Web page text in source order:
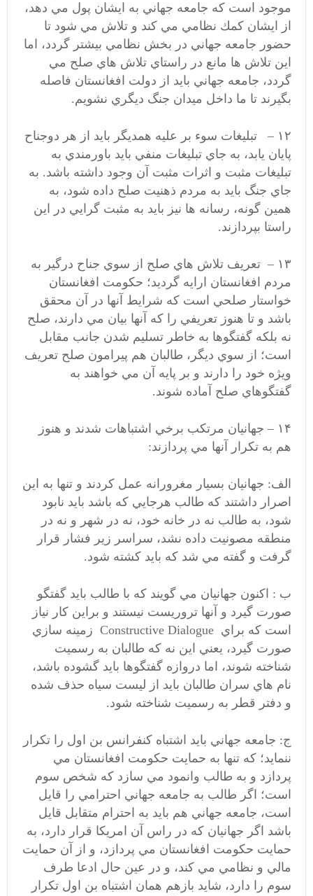
موجود است كه جامعه جهاني به ايشان پول مي دهد،
از ايشان كمك نظامي مي كند و تلاش مي شود تا
حضور جامعه جهاني در بخش نظامي بيشتر گردد، اما
اين تلاش ها مانع در راستاي تلاش هاي صلح مي
گردد، جامعه جهاني بايد از دولت افغانستان فاصله
بگيرند تا ما داخل ميدان جنگ ديگري نشويم.
۱۲ – تبليغات سوء بر عليه همديگر بايد از هر دوجناح
پايان يابد، به جاي تبليغات منفي بايد باورمندي به
تبليغات مثبت و اثرات مثبت آن وجود داشته باشد. به
جاي جنگ بايد به مردم ذهنيت صلح داده شود، به
همين گونه، رسانه ها نيز بايد به مثبت گرايي در اين
راستا بپردازند.
۱۳ – تعريف تلاش هاي صلح از سوي جناح درگير به
مردم افغانستان ارايه گرديد؛ حكومت افغانستان
خواستار صلحي است كه شرايط آنها در آن محقق
باشد و تا هنوز تعريفي را كه آنها بيان مي دارند، صلح
نه بلكه گفتگوها به خاطر تسليم شدن جانب مقابل
است؛ از سوي ديگر، طالبان هم پيرامون صلح تعريف
ويژه خود را دارند و بر پايه آن مي خواهند به
گفتگوهاي صلح آماده شوند.
۱۴ – جهانيان مرتكب برخي اشتباهات شدند و هنوز
هم به تكرار آنها مي پردازند:
الف: جهانيان بسيار مغرورانه عمل كردند و تنها به اين
اصرار داشتند كه طالب هرجايي كه باشد بايد نابود
شود، به طالب نه در خانه خود، نه در شهر و نه در
منطقه مصونيت داده نشد، سراسر زير فشار قرار
گرفت و گفته مي شد كه بايد كشته شود.
ب : اكنون جهانيان مي گويند كه با طالب بايد گفتگو
صورت گيرد و آنها تروريست نيستند و براين كار نياز
است كه براي Constructive Dialogue زمینه سازي
صورت گيرد، يعني اين نه كه طالبان به رسميت
شناخته شوند، اما دروازه گفتگوها بايد گشوده باشد،
نام هاي سران طالبان بايد از ليست سياه حذف شده
و دفتر قطر به رسميت شناخته شود.
ج: جامعه جهاني بايد اشتباه كنفرانس بن اول را تكرار
ننمايد؛ كه تنها به حمايت حكومت افغانستان مي
پردازد و به طالب وانمود مي سازد كه شخص سوم
است؛ اگر طالب به جامعه جهاني احترامي را قايل
است، جامعه جهاني هم بايد به احترام متقابل قايل
باشد اگر جهانيان كه در راس آن امريكا قرار دارد، به
حمايت حكومت افغانستان مي پردازد، و از آن حمايت
مالي و نظامي مي كند، و در عين حال ادعا طرف
سوم را دارد، شايد بازهم همان اشتباه بن اول تكرار